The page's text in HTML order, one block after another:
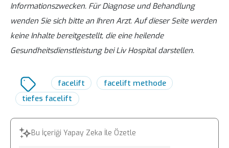
gegen müde Augen oder einem Eigenfett-
Transfer (Lipofilling) zur Rekonstruktion
von vollen Wangen oder Schläfen
eventuellen Kombinationseingriffen. Ein
transparenter, detaillierter Kostenplan
inklusive aller Klinik-, Anästhesie- und
Nachsorgeleistungen wird nach einer
Informationszwecken. Für Diagnose und Behandlung
wenden Sie sich bitte an Ihren Arzt. Auf dieser Seite werden
keine Inhalte bereitgestellt, die eine heilende
Gesundheitsdienstleistung bei Liv Hospital darstellen.
facelift
facelift methode
tiefes facelift
Bu İçeriği Yapay Zeka İle Özetle